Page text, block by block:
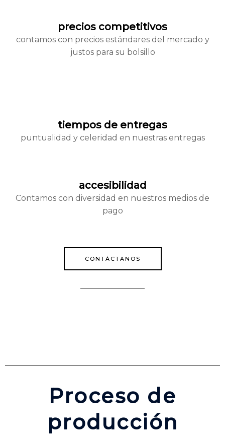
precios competitivos
contamos con precios estándares del mercado y
justos para su bolsillo
tiempos de entregas
puntualidad y celeridad en nuestras entregas
accesibilidad
Contamos con diversidad en nuestros medios de
pago
CONTÁCTANOS
Proceso de
producción